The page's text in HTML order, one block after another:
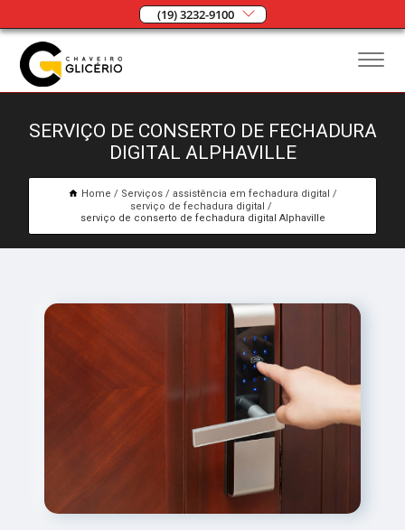
(19) 3232-9100
SERVIÇO DE CONSERTO DE FECHADURA
DIGITAL ALPHAVILLE
Home Serviços
assistência em fechadura digital
serviço de fechadura digital
serviço de conserto de fechadura digital Alphaville